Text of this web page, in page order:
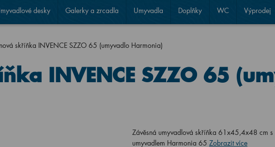
desky Galerky a zrcadla Umyvadla Doplňky WC Výprodej
skříňka INVENCE SZZO 65 (umyvadlo Harmonia)
INVENCE SZZO 65
Závěsná umyvadlová skříňka 61x45,4x48 cm
umyvadlem Harmonia 65 Zobrazit více